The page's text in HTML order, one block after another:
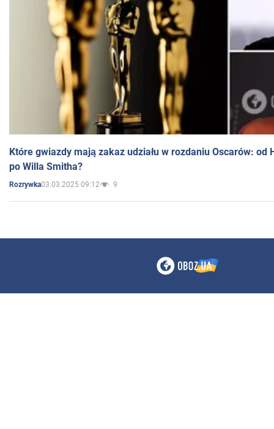
Które gwiazdy mają zakaz udziału w rozdaniu Oscarów: od
po Willa Smitha?
Rozrywka03.03.2025 09:12 9